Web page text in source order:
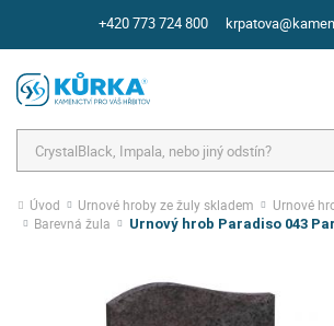
+420 773 724 800
Úvod Urnové hroby ze žuly skladem
Urnové
Barevná žula
Urnový hrob Paradiso 043